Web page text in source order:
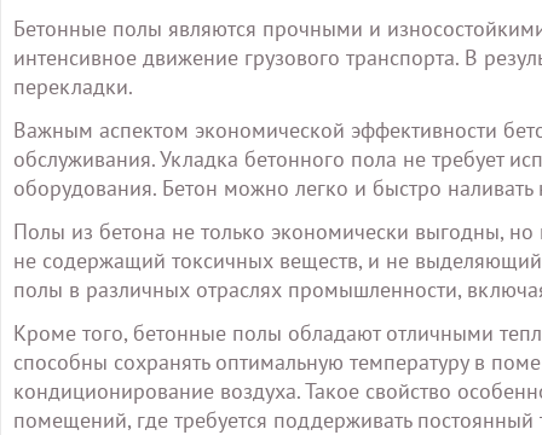
Бетонные полы являются прочными и
интенсивное движение грузового транспорта. В
перекладки.
Важным аспектом экономической эффективности
обслуживания. Укладка бетонного пола не требует
оборудования. Бетон можно легко и быстро
Полы из бетона не только экономически выгодны,
не содержащий токсичных веществ, и не
полы в различных отраслях промышленности,
Кроме того, бетонные полы обладают отличными
способны сохранять оптимальную температуру в
кондиционирование воздуха. Такое свойство
помещений, где требуется поддерживать